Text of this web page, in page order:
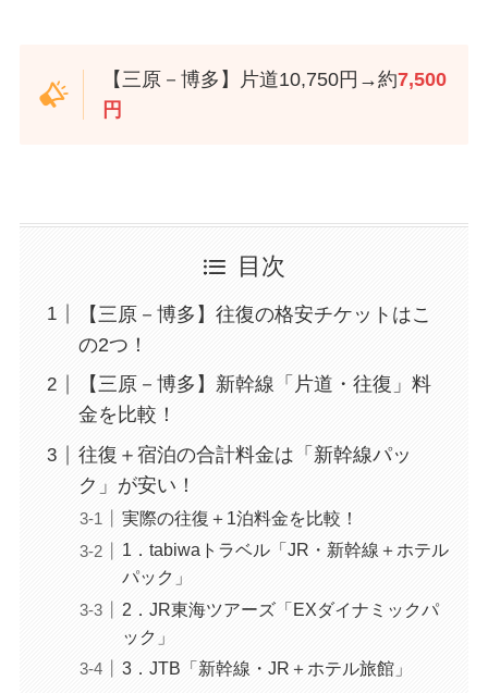
【三原－博多】片道10,750円→約7,500
円
目次
【三原－博多】往復の格安チケットはこ
の2つ！
【三原－博多】新幹線「片道・往復」料
金を比較！
往復＋宿泊の合計料金は「新幹線パッ
ク」が安い！
実際の往復＋1泊料金を比較！
1．tabiwaトラベル「JR・新幹線＋ホテル
パック」
2．JR東海ツアーズ「EXダイナミックパ
ック」
3．JTB「新幹線・JR＋ホテル旅館」